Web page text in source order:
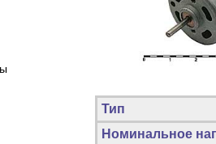
Тип
Номинальное